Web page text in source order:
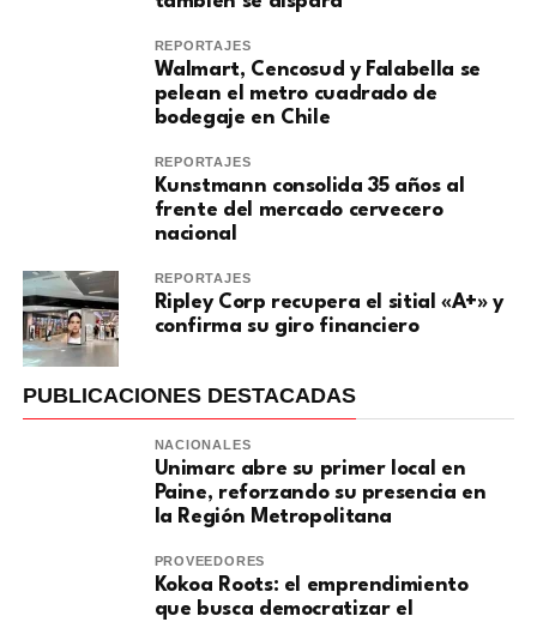
REPORTAJES
Walmart, Cencosud y Falabella se
pelean el metro cuadrado de
bodegaje en Chile
REPORTAJES
Kunstmann consolida 35 años al
frente del mercado cervecero
nacional
REPORTAJES
Ripley Corp recupera el sitial «A+» y
confirma su giro financiero
PUBLICACIONES DESTACADAS
NACIONALES
Unimarc abre su primer local en
Paine, reforzando su presencia en
la Región Metropolitana
PROVEEDORES
Kokoa Roots: el emprendimiento
que busca democratizar el